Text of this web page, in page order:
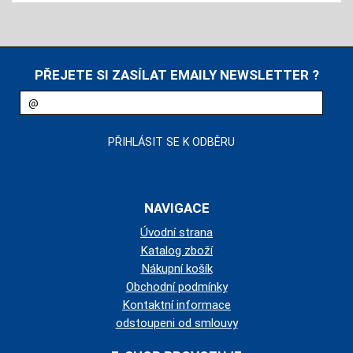
PŘEJETE SI ZASÍLAT EMAILY NEWSLETTER ?
NAVIGACE
Úvodní strana
Katalog zboží
Nákupní košík
Obchodní podmínky
Kontaktní informace
odstoupeni od smlouvy